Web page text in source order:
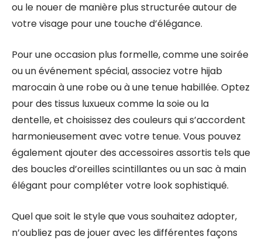
ou le nouer de manière plus structurée autour de
votre visage pour une touche d’élégance.
Pour une occasion plus formelle, comme une soirée
ou un événement spécial, associez votre hijab
marocain à une robe ou à une tenue habillée. Optez
pour des tissus luxueux comme la soie ou la
dentelle, et choisissez des couleurs qui s’accordent
harmonieusement avec votre tenue. Vous pouvez
également ajouter des accessoires assortis tels que
des boucles d’oreilles scintillantes ou un sac à main
élégant pour compléter votre look sophistiqué.
Quel que soit le style que vous souhaitez adopter,
n’oubliez pas de jouer avec les différentes façons